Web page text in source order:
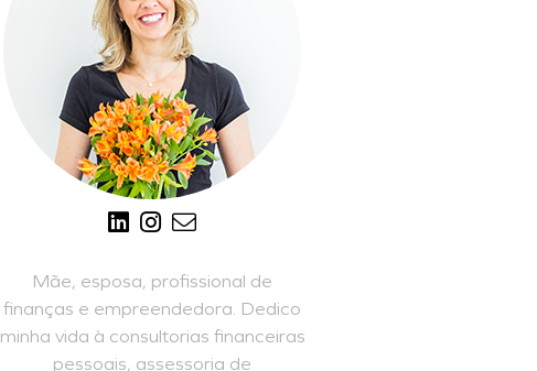
Mãe, esposa, profissional de
finanças e empreendedora. Dedico
minha vida à consultorias financeiras
pessoais, assessoria de